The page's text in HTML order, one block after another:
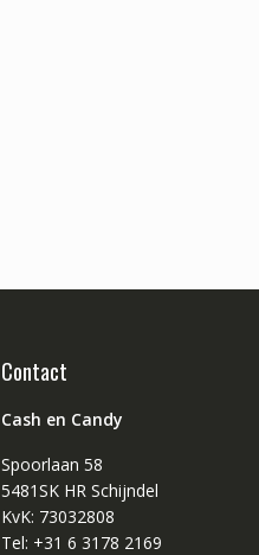
Contact
Cash en Candy
Spoorlaan 58
5481SK HR Schijndel
KvK: 73032808
Tel: +31 6 3178 2169